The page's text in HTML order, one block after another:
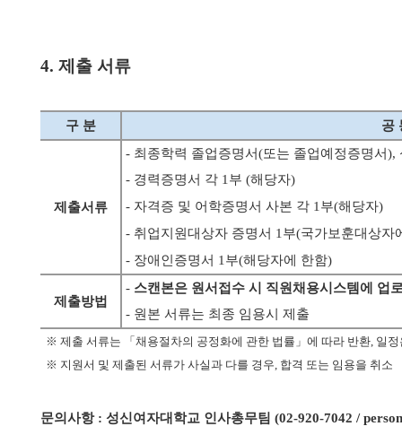
4. 제출 서류
구 분 공
제출서류
- 최종학력 졸업증명서(또는 졸업예정증명서),
- 경력증명서 각 1부 (해당자)
- 자격증 및 어학증명서 사본 각 1부(해당자)
- 취업지원대상자 증명서 1부(국가보훈대상자
- 장애인증명서 1부(해당자에 한함)
제출방법
- 스캔본은 원서접수 시 직원채용시스템에 업
- 원본 서류는 최종 임용시 제출
※ 제출 서류는 「채용절차의 공정화에 관한 법률」에 따라 반환, 일
※ 지원서 및 제출된 서류가 사실과 다를 경우, 합격 또는 임용을 취소
문의사항 : 성신여자대학교 인사총무팀 (02-920-7042 /